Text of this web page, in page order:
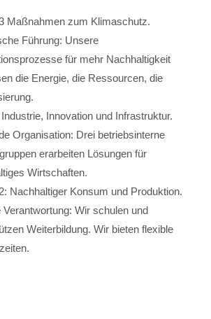
Maßnahmen zum Klimaschutz.
Führung: Unsere
für mehr Nachhaltigkeit
die Energie, die Ressourcen, die
Innovation und Infrastruktur.
Organisation: Drei betriebsinterne
erarbeiten Lösungen für
Wirtschaften.
Nachhaltiger Konsum und Produktion.
Verantwortung: Wir schulen und
Weiterbildung. Wir bieten flexible